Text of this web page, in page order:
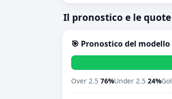
Il pronostico e le quote
🎯 Pronostico del modello
Over 2.5 76%Under 2.5 24%Gol